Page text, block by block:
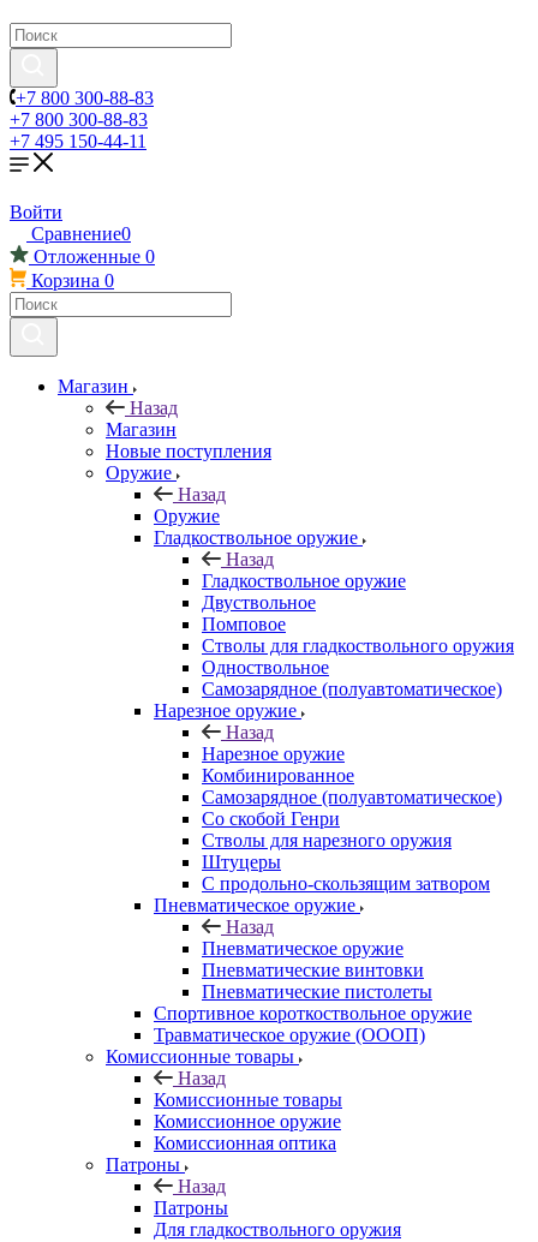
+7 800 300-88-83
+7 800 300-88-83
+7 495 150-44-11
Войти
Сравнение0
Отложенные 0
Корзина 0
Магазин
Назад
Магазин
Новые поступления
Оружие
Назад
Оружие
Гладкоствольное оружие
Назад
Гладкоствольное оружие
Двуствольное
Помповое
Стволы для гладкоствольного оружия
Одноствольное
Самозарядное (полуавтоматическое)
Нарезное оружие
Назад
Нарезное оружие
Комбинированное
Самозарядное (полуавтоматическое)
Со скобой Генри
Стволы для нарезного оружия
Штуцеры
С продольно-скользящим затвором
Пневматическое оружие
Назад
Пневматическое оружие
Пневматические винтовки
Пневматические пистолеты
Спортивное короткоствольное оружие
Травматическое оружие (ОООП)
Комиссионные товары
Назад
Комиссионные товары
Комиссионное оружие
Комиссионная оптика
Патроны
Назад
Патроны
Для гладкоствольного оружия